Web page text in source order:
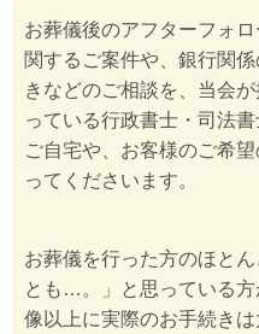
お葬儀後のアフターフォ
関するご案件や、銀行関
きなどのご相談を、当会
っている行政書士・司法
ご自宅や、お客様のご希
ってくださいます。
お葬儀を行った方のほと
とも…。」と思っている
像以上に実際のお手続きは